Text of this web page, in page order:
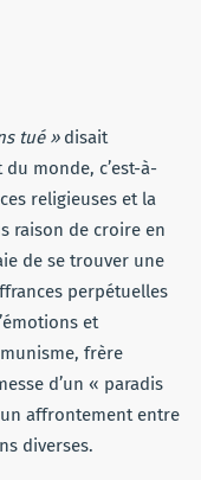
tué »disait
monde, c’est-à-
religieuses et la
raison de croire en
de se trouver une
perpétuelles
et
frère
d’un « paradis
affrontement entre
diverses.